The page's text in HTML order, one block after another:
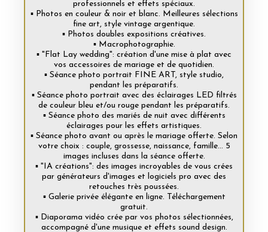
professionnels et effets spéciaux.
▪️ Photos en couleur & noir et blanc. Meilleures sélections
fine art, style vintage argentique.
▪️ Photos doubles expositions créatives.
▪️ Macrophotographie.
▪️ "Flat Lay wedding": création d'une mise à plat avec
vos accessoires de mariage et de quotidien.
▪️ Séance photo portrait FINE ART, style studio,
pendant les préparatifs.
▪️ Séance photo portrait avec des éclairages LED filtrés
de couleur bleu et/ou rouge pendant les préparatifs.
▪️ Séance photo des mariés de nuit avec différents
éclairages pour les effets artistiques.
▪️ Séance photo avant ou après le mariage offerte. Selon
votre choix : couple, grossesse, naissance, famille... 5
images incluses dans la séance offerte.
▪️ "IA créations": des images incroyables de vous crées
par générateurs d'images et logiciels pro avec des
retouches très poussées.
▪️ Galerie privée élégante en ligne. Téléchargement
gratuit.
▪️ Diaporama vidéo crée par vos photos sélectionnées,
accompagné d'une musique et effets sound design.